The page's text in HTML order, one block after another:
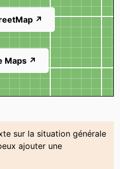
↗
Maps ↗
sur la situation générale
ajouter une